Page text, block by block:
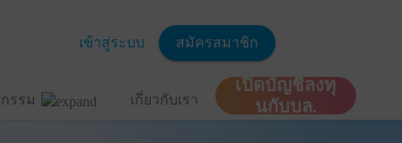
เข้าสู่ระบบ สมัครสมาชิก
รรม เกี่ยวกับเรา
เปิดบัญชีลงทุ
นกับบล.